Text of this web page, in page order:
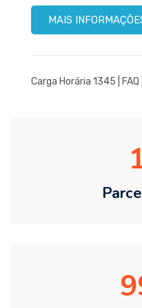
MAIS
Carga Horária 1345 | FAQ